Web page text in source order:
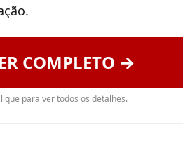
COMPLETO →
para ver todos os detalhes.